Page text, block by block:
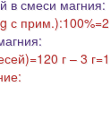
в смеси магния:
с прим.
г – 3